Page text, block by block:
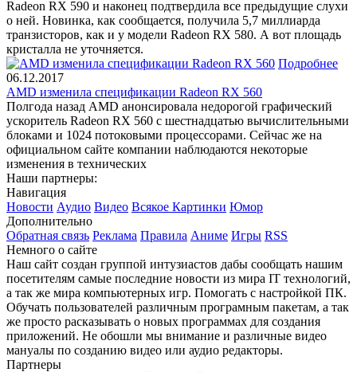
Radeon RX 590 и наконец подтвердила все предыдущие слухи
о ней. Новинка, как сообщается, получила 5,7 миллиарда
транзисторов, как и у модели Radeon RX 580. А вот площадь
кристалла не уточняется.
Подробнее
06.12.2017
AMD изменила спецификации Radeon RX 560
Полгода назад AMD анонсировала недорогой графический
ускоритель Radeon RX 560 с шестнадцатью вычислительными
блоками и 1024 потоковыми процессорами. Сейчас же на
официальном сайте компании наблюдаются некоторые
изменения в технических
Наши партнеры:
Навигация
Новости Аудио Видео Всякое Картинки Юмор
Дополнительно
Обратная связь Реклама Правила Аниме Игры RSS
Немного о сайте
Наш сайт создан группой интузиастов дабы сообщать нашим
посетителям самые последние новости из мира IT технологий,
а так же мира компьютерных игр. Помогать с настройкой ПК.
Обучать пользователей различным програмным пакетам, а так
же просто расказывать о новых программах для создания
приложений. Не обошли мы внимание и различные видео
мануалы по созданию видео или аудио редакторы.
Партнеры